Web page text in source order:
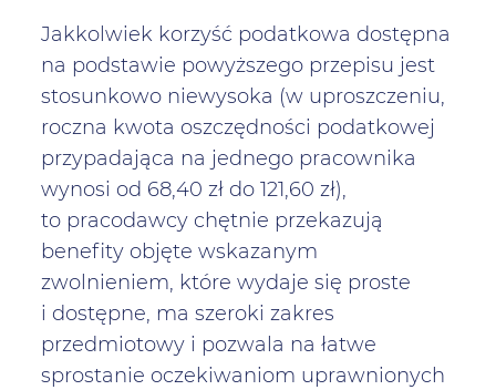
Jakkolwiek korzyść podatkowa dostępna
na podstawie powyższego przepisu jest
stosunkowo niewysoka (w uproszczeniu,
roczna kwota oszczędności podatkowej
przypadająca na jednego pracownika
wynosi od 68,40 zł do 121,60 zł),
to pracodawcy chętnie przekazują
benefity objęte wskazanym
zwolnieniem, które wydaje się proste
i dostępne, ma szeroki zakres
przedmiotowy i pozwala na łatwe
sprostanie oczekiwaniom uprawnionych